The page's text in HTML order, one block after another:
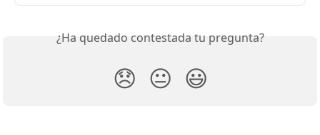
¿Ha quedado contestada tu pregunta?
😞 😐 😃